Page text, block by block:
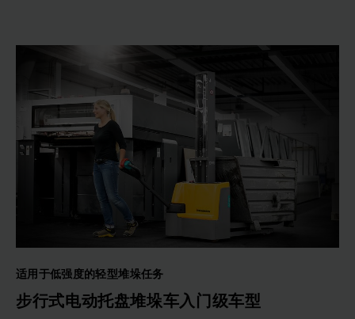
适用于低强度的轻型堆垛任务
步行式电动托盘堆垛车入门级车型